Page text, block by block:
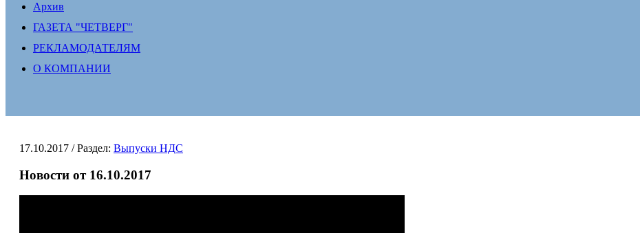
Архив
ГАЗЕТА "ЧЕТВЕРГ"
РЕКЛАМОДАТЕЛЯМ
О КОМПАНИИ
17.10.2017 / Раздел: Выпуски НДС
Новости от 16.10.2017